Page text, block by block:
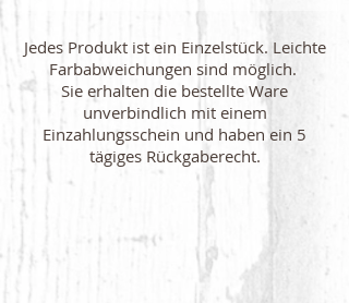
Jedes Produkt ist ein Einzelstück. Leichte
Farbabweichungen sind möglich.
Sie erhalten die bestellte Ware
unverbindlich mit einem
Einzahlungsschein und haben ein 5
tägiges Rückgaberecht.